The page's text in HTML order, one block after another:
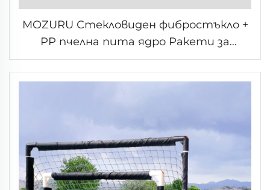
MOZURU Стекловиден фибростъкло +
PP пчелна пита ядро Ракети за
пиклбол